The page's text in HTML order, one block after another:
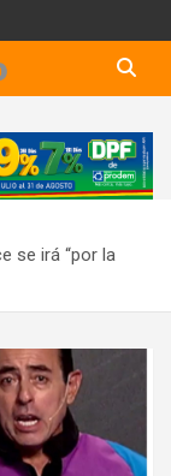
se irá “por la